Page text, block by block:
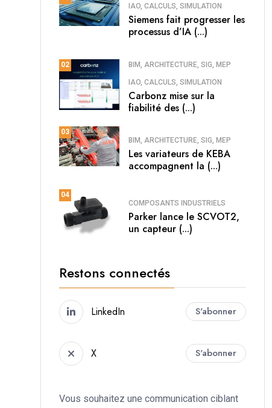
IAO, CALCULS, SIMULATION
Siemens fait progresser les
processus d’IA (...)
02 BIM, ARCHITECTURE, SIG, MEP
IAO, CALCULS, SIMULATION
Carbonz mise sur la
fiabilité des (...)
03
BIM, ARCHITECTURE, SIG, MEP
Les variateurs de KEBA
accompagnent la (...)
04
COMPOSANTS INDUSTRIELS
Parker lance le SCVOT2,
un capteur (...)
Restons connectés
LinkedIn S'abonner
X S'abonner
Vous souhaitez une communication ciblant